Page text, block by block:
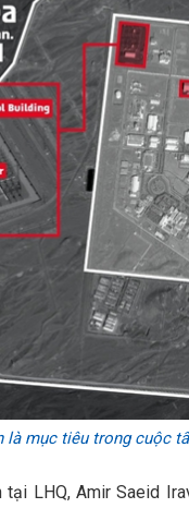
là mục tiêu trong cuộc
LHQ, Amir Saeid